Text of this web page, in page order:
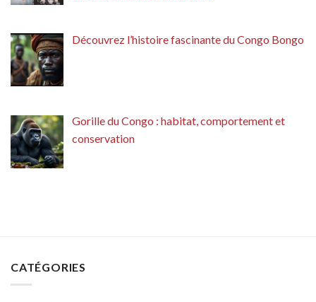
Découvrez l’histoire fascinante du Congo Bongo
Gorille du Congo : habitat, comportement et
conservation
CATÉGORIES